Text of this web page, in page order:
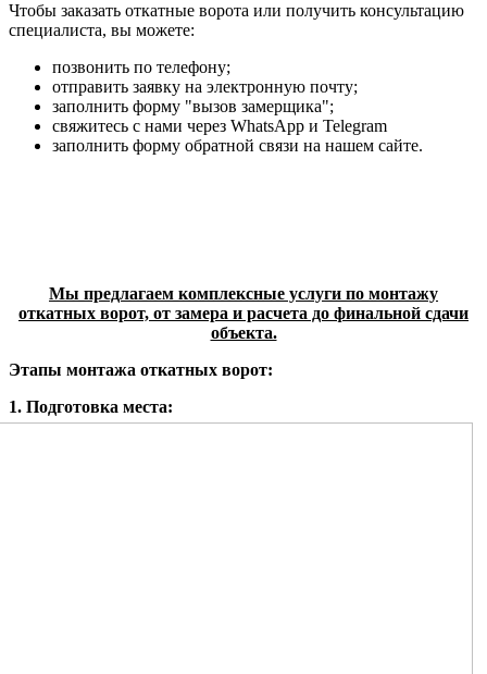
Чтобы заказать откатные ворота или получить консультацию
специалиста, вы можете:
позвонить по телефону;
отправить заявку на электронную почту;
заполнить форму "вызов замерщика";
свяжитесь с нами через WhatsApp и Telegram
заполнить форму обратной связи на нашем сайте.
Мы предлагаем комплексные услуги по монтажу
откатных ворот, от замера и расчета до финальной сдачи
объекта.
Этапы монтажа откатных ворот:
1. Подготовка места: